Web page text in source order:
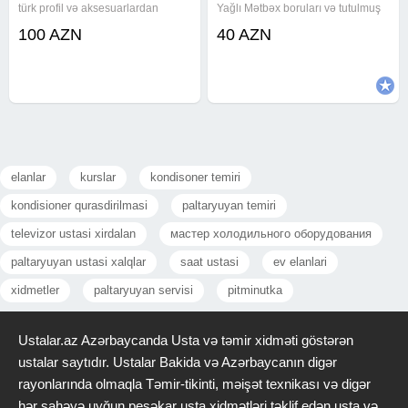
türk profil və aksesuarlardan
.Bakı və Abşeronun istənilən
100 AZN
Yağlı Mətbəx boruları və tutulmuş
avadanlığı vasitəsiylə açılması və
40 AZN
elanlar kurslar kondisoner temiri
kondisioner qurasdirilmasi paltaryuyan temiri
televizor ustasi xirdalan мастер холодильного оборудования
paltaryuyan ustasi xalqlar saat ustasi ev elanlari
xidmetler paltaryuyan servisi pitminutka
Ustalar.az Azərbaycanda Usta və təmir xidməti göstərən
ustalar saytıdır. Ustalar Bakida və Azərbaycanın digər
rayonlarında olmaqla Təmir-tikinti, məişət texnikası və digər